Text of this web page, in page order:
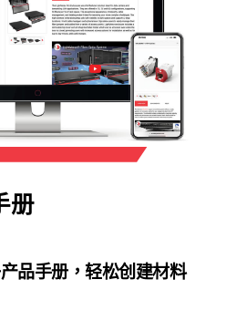
册
品手册，轻松创建材料